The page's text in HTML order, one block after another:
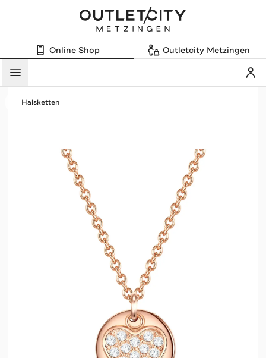
Online Shop Outletcity Metzingen
Menü
Halsketten